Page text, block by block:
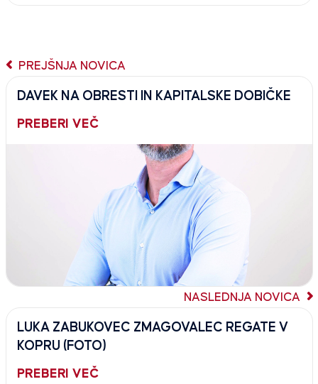
PREJŠNJA NOVICA
DAVEK NA OBRESTI IN KAPITALSKE DOBIČKE
PREBERI VEČ
NASLEDNJA NOVICA
LUKA ZABUKOVEC ZMAGOVALEC REGATE V
KOPRU (FOTO)
PREBERI VEČ